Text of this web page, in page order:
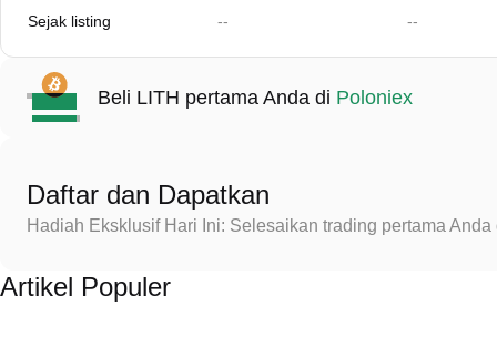
Sejak listing -- --
Beli LITH pertama Anda di Poloniex
Daftar dan Dapatkan
Hadiah Eksklusif Hari Ini: Selesaikan trading pertama
Artikel Populer